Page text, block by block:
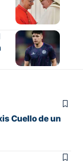
Cuello de un